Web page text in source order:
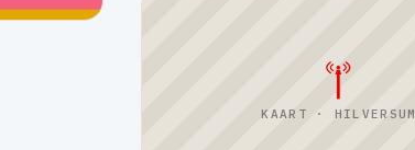
KAART · HILVERSUM